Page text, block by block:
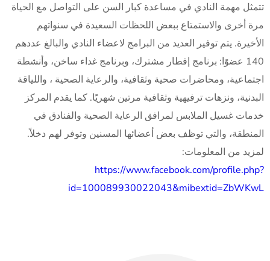
تتمثل مهمة النادي في مساعدة كبار السن على التواصل مع الحياة
مرة أخرى والاستمتاع ببعض اللحظات السعيدة في سنواتهم
الأخيرة. يتم توفير العديد من البرامج لاعضاء النادي والبالغ عددهم
140 عضوًا: برنامج إفطار مشترك، وبرنامج غداء ساخن، وأنشطة
اجتماعية، ومحاضرات صحية وثقافية، والرعاية الصحية ، واللياقة
البدنية، ونزهات ترفيهية وثقافية مرتين شهريًا. كما يقدم المركز
خدمات غسيل الملابس لمرافق الرعاية الصحية والفنادق في
المنطقة، والتي توظف بعض أعضائها المسنين وتوفر لهم دخلاً.
لمزيد من المعلومات:
https://www.facebook.com/profile.php?
id=100089930022043&mibextid=ZbWKwL